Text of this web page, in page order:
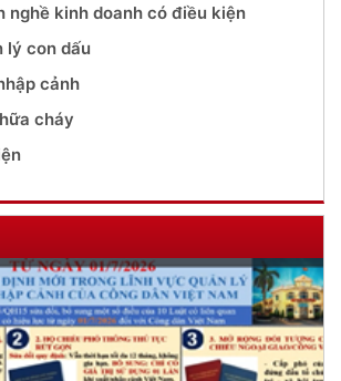
nghề kinh doanh có điều kiện
lý con dấu
cảnh
cháy